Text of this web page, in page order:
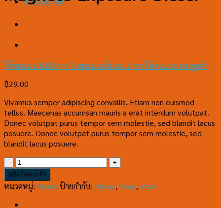
ให้คะแนน 5.00จาก 5 คะแนนเต็มบน 1 การให้คะแนนของลูกค้า
฿29.00
Vivamus semper adipiscing convallis. Etiam non euismod
tellus. Maecenas accumsan mauris a erat interdum volutpat.
Donec volutpat purus tempor sem molestie, sed blandit lacus
posuere. Donec volutpat purus tempor sem molestie, sed
blandit lacus posuere.
จำนวน
Magnete
Exposure
Diesel
ชิ้น
หยิบใส่ตะกร้า
หมวดหมู่: Shoes ป้ายกำกับ: Diesel, shoe, stars